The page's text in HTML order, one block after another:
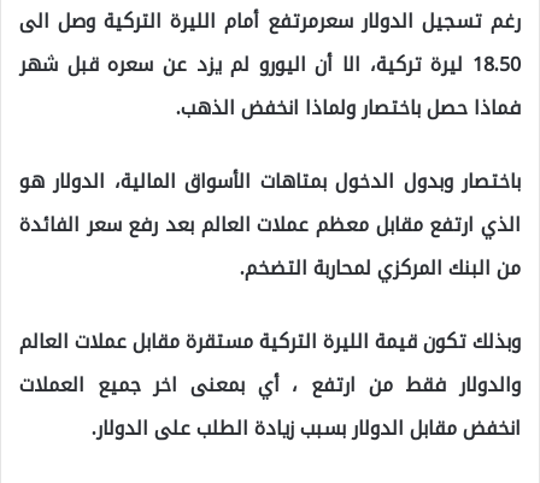
رغم تسجيل الدولار سعرمرتفع أمام الليرة التركية وصل الى
18.50 ليرة تركية، الا أن اليورو لم يزد عن سعره قبل شهر
فماذا حصل باختصار ولماذا انخفض الذهب.
باختصار وبدول الدخول بمتاهات الأسواق المالية، الدولار هو
الذي ارتفع مقابل معظم عملات العالم بعد رفع سعر الفائدة
من البنك المركزي لمحاربة التضخم.
وبذلك تكون قيمة الليرة التركية مستقرة مقابل عملات العالم
والدولار فقط من ارتفع ، أي بمعنى اخر جميع العملات
انخفض مقابل الدولار بسبب زيادة الطلب على الدولار.